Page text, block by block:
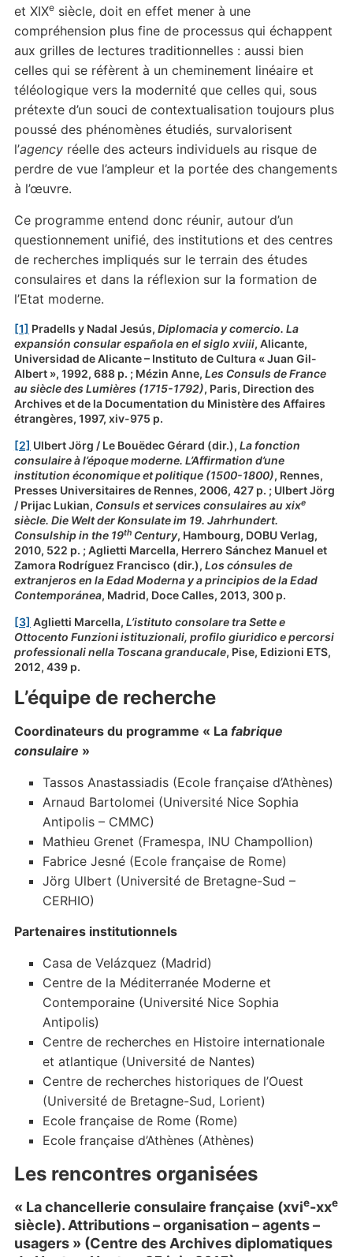
et XIXesiècle, doit en effet mener à une
compréhension plus fine de processus qui échappent
aux grilles de lectures traditionnelles : aussi bien
celles qui se réfèrent à un cheminement linéaire et
téléologique vers la modernité que celles qui, sous
prétexte d’un souci de contextualisation toujours plus
poussé des phénomènes étudiés, survalorisent
l’agency réelle des acteurs individuels au risque de
perdre de vue l’ampleur et la portée des changements
à l’œuvre.
Ce programme entend donc réunir, autour d’un
questionnement unifié, des institutions et des centres
de recherches impliqués sur le terrain des études
consulaires et dans la réflexion sur la formation de
l’Etat moderne.
[1] Pradells y Nadal Jesús, Diplomacia y comercio. La
expansión consular española en el siglo xviii, Alicante,
Universidad de Alicante – Instituto de Cultura « Juan Gil-
Albert », 1992, 688 p. ; Mézin Anne, Les Consuls de France
au siècle des Lumières (1715-1792), Paris, Direction des
Archives et de la Documentation du Ministère des Affaires
étrangères, 1997, xiv-975 p.
[2] Ulbert Jörg / Le Bouëdec Gérard (dir.), La fonction
consulaire à l’époque moderne. L’Affirmation d’une
institution économique et politique (1500-1800), Rennes,
Presses Universitaires de Rennes, 2006, 427 p. ; Ulbert Jörg
/ Prijac Lukian, Consuls et services consulaires au xixe
siècle. Die Welt der Konsulate im 19. Jahrhundert.
Consulship in the 19thCentury, Hambourg, DOBU Verlag,
2010, 522 p. ; Aglietti Marcella, Herrero Sánchez Manuel et
Zamora Rodríguez Francisco (dir.), Los cónsules de
extranjeros en la Edad Moderna y a principios de la Edad
Contemporánea, Madrid, Doce Calles, 2013, 300 p.
[3] Aglietti Marcella, L’istituto consolare tra Sette e
Ottocento Funzioni istituzionali, profilo giuridico e percorsi
professionali nella Toscana granducale, Pise, Edizioni ETS,
2012, 439 p.
L’équipe de recherche
Coordinateurs du programme « La fabrique
consulaire »
Tassos Anastassiadis (Ecole française d’Athènes)
Arnaud Bartolomei (Université Nice Sophia
Antipolis – CMMC)
Mathieu Grenet (Framespa, INU Champollion)
Fabrice Jesné (Ecole française de Rome)
Jörg Ulbert (Université de Bretagne-Sud –
CERHIO)
Partenaires institutionnels
Casa de Velázquez (Madrid)
Centre de la Méditerranée Moderne et
Contemporaine (Université Nice Sophia
Antipolis)
Centre de recherches en Histoire internationale
et atlantique (Université de Nantes)
Centre de recherches historiques de l’Ouest
(Université de Bretagne-Sud, Lorient)
Ecole française de Rome (Rome)
Ecole française d’Athènes (Athènes)
Les rencontres organisées
« La chancellerie consulaire française (xvie-xxe
siècle). Attributions – organisation – agents –
usagers » (Centre des Archives diplomatiques